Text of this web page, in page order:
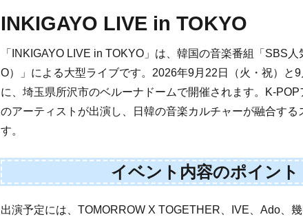
INKIGAYO LIVE in TOKYO
「INKIGAYO LIVE in TOKYO」は、韓国の音楽番組「SBS
O）」による大型ライブです。2026年9月22日（火・祝）と9
に、埼玉県所沢市のベルーナドームで開催されます。K-
のアーティストが出演し、日韓の音楽カルチャーが融合する
す。
イベント内容のポイント
出演予定には、TOMORROW X TOGETHER、IVE、Ado、